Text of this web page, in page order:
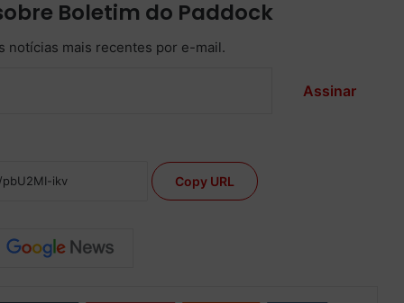
Boletim do Paddock
notícias mais recentes por e-mail.
Assinar
Copy URL